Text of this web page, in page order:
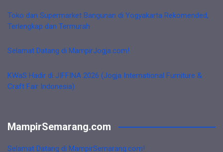
Toko dan Supermarket Bangunan di Yogyakarta Rekomended,
Terlengkap dan Termurah
Selamat Datang di MampirJogja.com!
KWaS Hadir di JIFFINA 2026 (Jogja International Furniture &
Craft Fair Indonesia)
MampirSemarang.com
Selamat Datang di MampirSemarang.com!